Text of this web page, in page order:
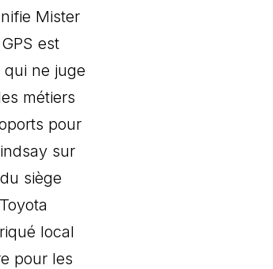
Mister
est
qui ne juge
métiers
pour
sur
siège
local
pour les